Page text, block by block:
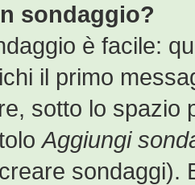
sondaggio?
è facile:
il primo
sotto lo spazio
Aggiungi
sondaggi).